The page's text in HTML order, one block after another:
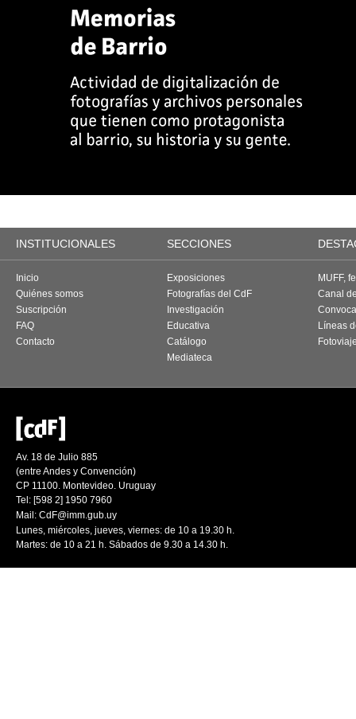
INSTITUCIONALES SECCIONES
Inicio
Quiénes somos
Suscripción
FAQ
Contacto
Exposiciones
Fotografías del CdF
Investigación
Educativa
Catálogo
Mediateca
MUFF,
Canal
Líneas
Av. 18 de Julio 885
(entre Andes y Convención)
CP 11100. Montevideo. Uruguay
Tel: [598 2] 1950 7960
Mail: CdF@imm.gub.uy
Lunes, miércoles, jueves, viernes: de 10 a 19.30 h.
Martes: de 10 a 21 h. Sábados de 9.30 a 14.30 h.